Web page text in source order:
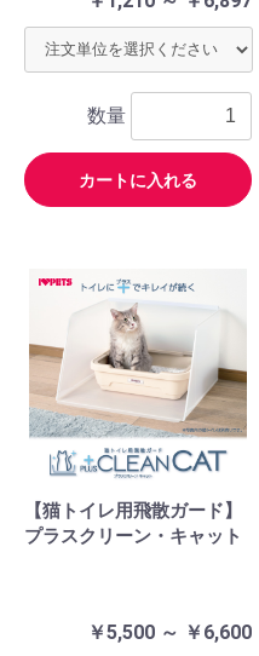
数量
カートに入れる
【猫トイレ用飛散ガード】
プラスクリーン・キャット
￥5,500 ～ ￥6,600